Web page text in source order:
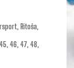
Ritoša,
46, 47, 48,